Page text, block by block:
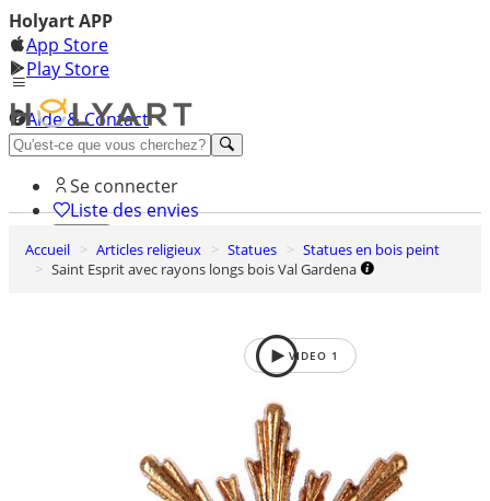
Holyart APP
App Store
Play Store
Aide & Contact
Découvrez Premium
Se connecter
Liste des envies
0
Panier
Accueil Articles religieux Statues
Statues en bois peint
Saint Esprit avec rayons longs bois Val Gardena
VIDEO 1